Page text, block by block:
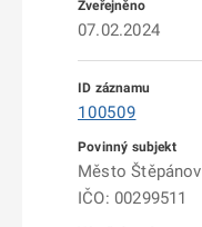
07.02.2024
100509
Město Štěpánov
IČO: 00299511